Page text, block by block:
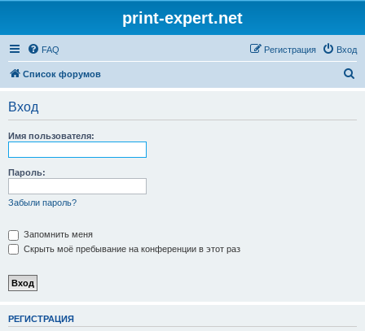
print-expert.net
FAQ Вход
Регистрация
Список форумов
Вход
Имя пользователя:
Пароль:
Забыли пароль?
Запомнить меня
Скрыть моё пребывание на конференции в этот раз
РЕГИСТРАЦИЯ